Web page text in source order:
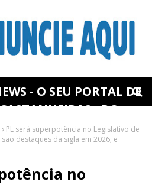
- O SEU PORTAL DE
- RO
PL será superpotência no Legislativo de
destaques da sigla em 2026; e
no